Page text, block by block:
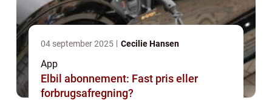
04 september 2025 Cecilie Hansen
App
Elbil abonnement: Fast pris eller
forbrugsafregning?